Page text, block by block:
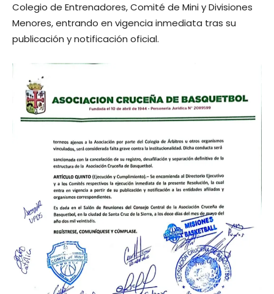
Colegio de Entrenadores, Comité de Mini y Divisiones
Menores, entrando en vigencia inmediata tras su
publicación y notificación oficial.